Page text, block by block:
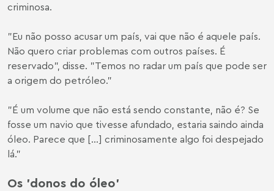
criminosa.
"Eu não posso acusar um país, vai que não é aquele país.
Não quero criar problemas com outros países. É
reservado", disse. "Temos no radar um país que pode ser
a origem do petróleo."
"É um volume que não está sendo constante, não é? Se
fosse um navio que tivesse afundado, estaria saindo ainda
óleo. Parece que [...] criminosamente algo foi despejado
lá."
Os 'donos do óleo'